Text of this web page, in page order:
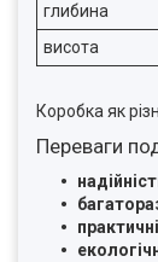
глибина
висота
Коробка як
Переваги